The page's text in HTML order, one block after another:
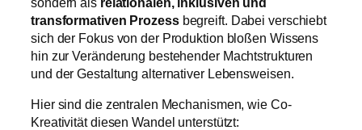
transformativen Prozessbegreift. Dabei verschiebt
sich der Fokus von der Produktion bloßen Wissens
hin zur Veränderung bestehender Machtstrukturen
und der Gestaltung alternativer Lebensweisen.
Hier sind die zentralen Mechanismen, wie Co-
Kreativität diesen Wandel unterstützt: